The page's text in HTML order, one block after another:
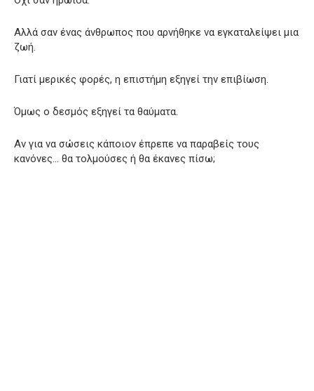
Αλλά σαν ένας άνθρωπος που αρνήθηκε να εγκαταλείψει μια
ζωή.
Γιατί μερικές φορές, η επιστήμη εξηγεί την επιβίωση.
Όμως ο δεσμός εξηγεί τα θαύματα.
Αν για να σώσεις κάποιον έπρεπε να παραβείς τους
κανόνες… θα τολμούσες ή θα έκανες πίσω;